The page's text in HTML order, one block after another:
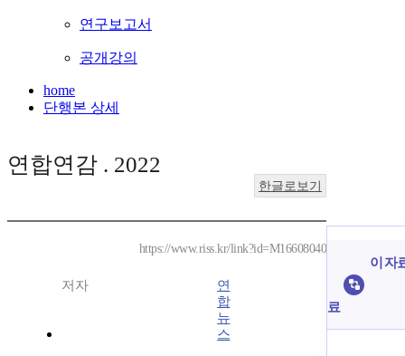
연구보고서
공개강의
home
단행본 상세
연합연감 . 2022
한글로보기
https://www.riss.kr/link?id=M16608040
저자
연
합
뉴
스
이 자
료